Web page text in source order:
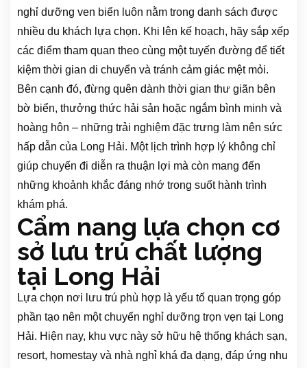
nghỉ dưỡng ven biển luôn nằm trong danh sách được
nhiều du khách lựa chọn. Khi lên kế hoạch, hãy sắp xếp
các điểm tham quan theo cùng một tuyến đường để tiết
kiệm thời gian di chuyển và tránh cảm giác mệt mỏi.
Bên cạnh đó, đừng quên dành thời gian thư giãn bên
bờ biển, thưởng thức hải sản hoặc ngắm bình minh và
hoàng hôn – những trải nghiệm đặc trưng làm nên sức
hấp dẫn của Long Hải. Một lịch trình hợp lý không chỉ
giúp chuyến đi diễn ra thuận lợi mà còn mang đến
những khoảnh khắc đáng nhớ trong suốt hành trình
khám phá.
Cẩm nang lựa chọn cơ
sở lưu trú chất lượng
tại Long Hải
Lựa chọn nơi lưu trú phù hợp là yếu tố quan trọng góp
phần tạo nên một chuyến nghỉ dưỡng trọn vẹn tại Long
Hải. Hiện nay, khu vực này sở hữu hệ thống khách sạn,
resort, homestay và nhà nghỉ khá đa dạng, đáp ứng nhu